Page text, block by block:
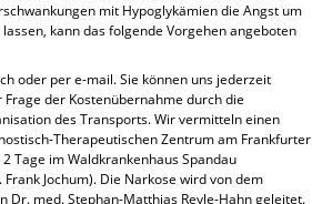
mit Hypoglykämien die Angst um
kann das folgende Vorgehen angeboten
oder per e-mail. Sie können uns jederzeit
der Kostenübernahme durch die
des Transports. Wir vermitteln einen
Therapeutischen Zentrum am Frankfurter
Tage im Waldkrankenhaus Spandau
Jochum). Die Narkose wird von dem
Dr. med. Stephan-Matthias Reyle-Hahn geleitet.